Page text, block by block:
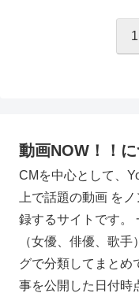
1
動画NOW！！
CMを中心として、
上で話題の動画 を
録するサイトです。
（女優、俳優、歌
グで分類してまとめ
事を公開した日付時